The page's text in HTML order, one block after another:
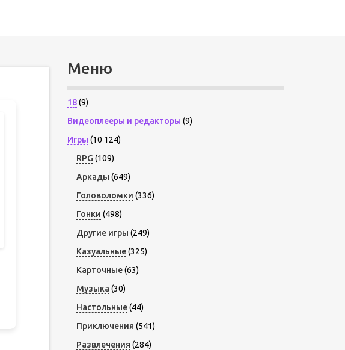
Меню
18(9)
Видеоплееры и редакторы (9)
Игры (10 124)
RPG (109)
Аркады (649)
Головоломки (336)
Гонки (498)
Другие игры (249)
Казуальные(325)
Карточные(63)
Музыка (30)
Настольные(44)
Приключения (541)
Развлечения (284)